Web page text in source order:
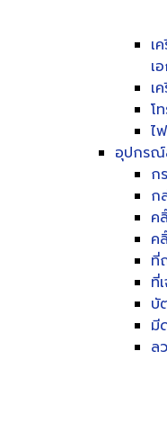
เ
เ
เ
โ
ไ
อุปกรณ์
ก
ก
ค
ค
ที่
ที่
บั
มี
ล